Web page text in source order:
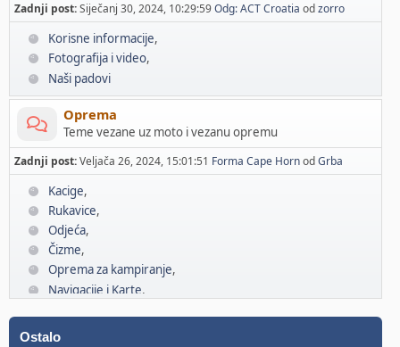
Zadnji post:Siječanj 30, 2024, 10:29:59Odg: ACT Croatia odzorro
Korisne informacije
Fotografija i video
Naši padovi
Oprema
Teme vezane uz moto i vezanu opremu
Zadnji post:Veljača 26, 2024, 15:01:51 Forma Cape HornodGrba
Kacige
Rukavice
Odjeća
Čizme
Oprema za kampiranje
Navigacije i Karte
Ostalo